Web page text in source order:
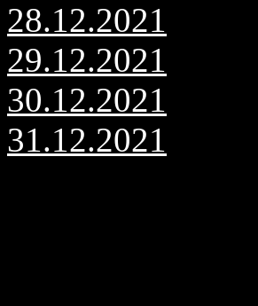
28.12.2021
29.12.2021
30.12.2021
31.12.2021